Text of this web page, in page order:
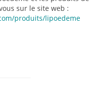
sur le site web :
produits/lipoedeme